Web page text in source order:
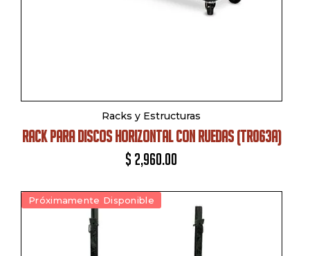
Racks y Estructuras
RACK PARA DISCOS HORIZONTAL CON RUEDAS (TR063A)
$ 2,960.00
Próximamente Disponible